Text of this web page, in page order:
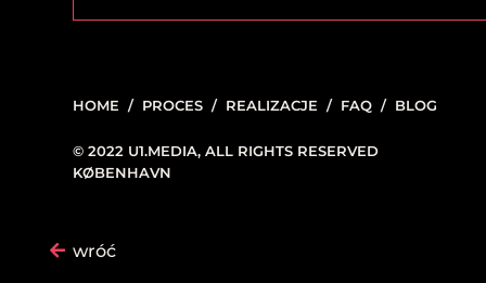
HOME / PROCES / REALIZACJE / FAQ / BLOG
© 2022 U1.MEDIA, ALL RIGHTS RESERVED
KØBENHAVN
wróć